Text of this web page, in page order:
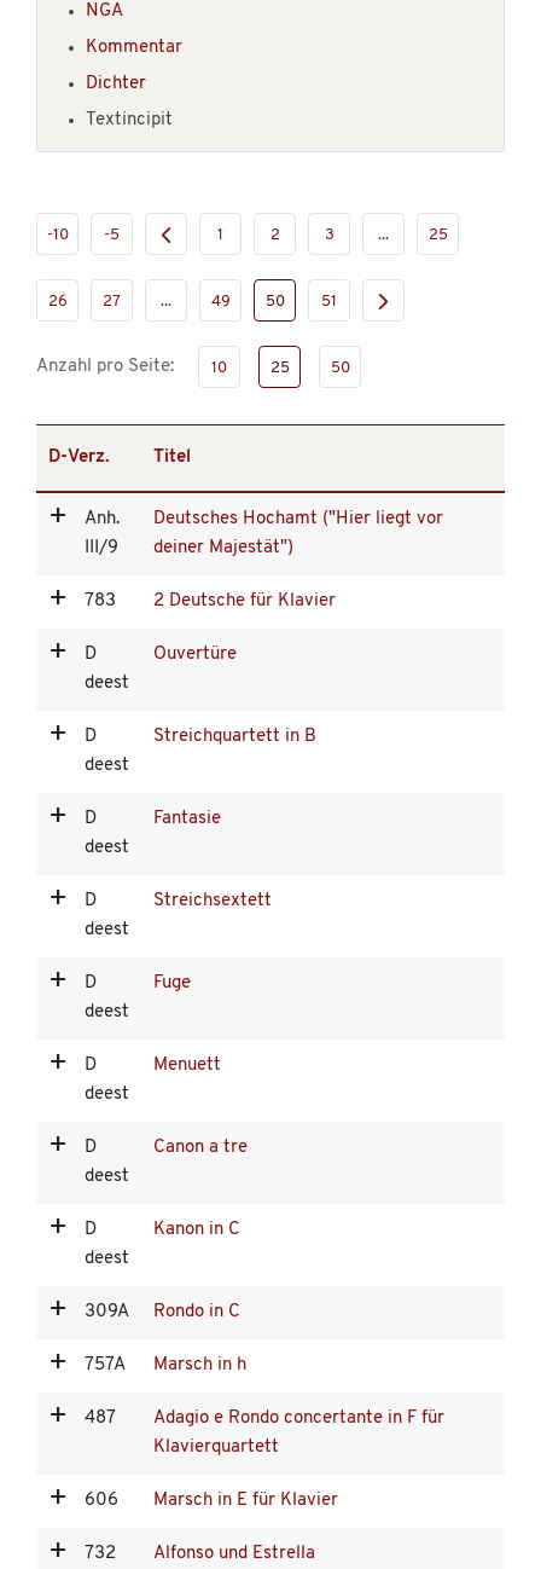
NGA
Kommentar
Dichter
Textincipit
-10 -5 1 2 3 ... 25
26 27 ... 49 50 51
Anzahl pro Seite: 10 25 50
D-Verz. Titel
Anh.
III/9
Deutsches Hochamt ("Hier liegt vor
deiner Majestät")
783 2 Deutsche für Klavier
D
deest
Ouvertüre
D
deest
Streichquartett in B
D
deest
Fantasie
D
deest
Streichsextett
D
deest
Fuge
D
deest
Menuett
D
deest
Canon a tre
D
deest
Kanon in C
309A Rondo in C
757A Marsch in h
487
Adagio e Rondo concertante in F für
Klavierquartett
606 Marsch in E für Klavier
732 Alfonso und Estrella